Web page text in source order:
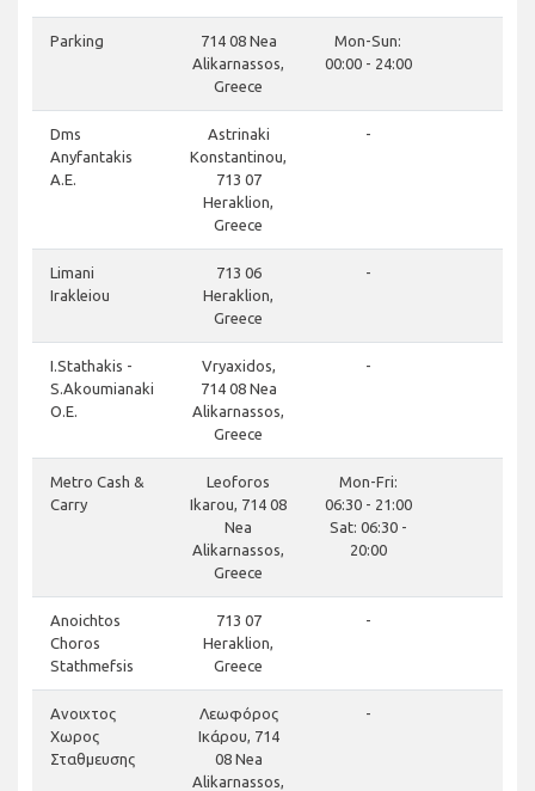
Parking
714 08 Nea
Alikarnassos,
Greece
Mon-Sun:
00:00 - 24:00
Dms
Anyfantakis
A.E.
Astrinaki
Konstantinou,
713 07
Heraklion,
Greece
-
Limani
Irakleiou
713 06
Heraklion,
Greece
-
I.Stathakis -
S.Akoumianaki
O.E.
Vryaxidos,
714 08 Nea
Alikarnassos,
Greece
-
Metro Cash &
Carry
Leoforos
Ikarou, 714 08
Nea
Alikarnassos,
Greece
Mon-Fri:
06:30 - 21:00
Sat: 06:30 -
20:00
Anoichtos
Choros
Stathmefsis
713 07
Heraklion,
Greece
-
Ανοιχτος
Χωρος
Σταθμευσης
Λεωφόρος
Ικάρου, 714
08 Nea
Alikarnassos,
-